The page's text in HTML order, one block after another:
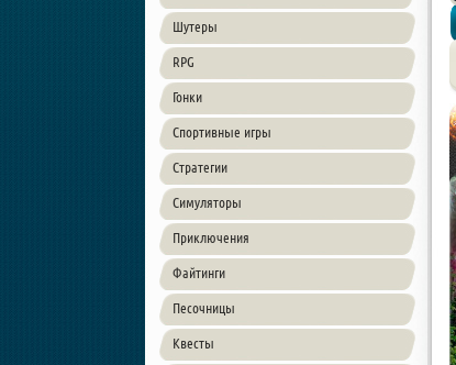
Шутеры
RPG
Гонки
Спортивные игры
Стратегии
Симуляторы
Приключения
Файтинги
Песочницы
Квесты